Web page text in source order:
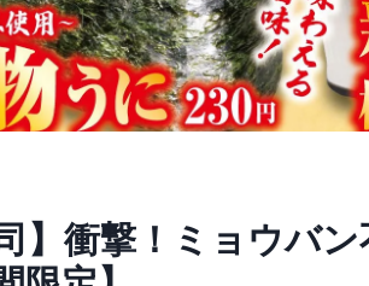
】衝撃！ミョウバ